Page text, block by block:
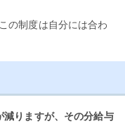
の制度は自分には合わ
減りますが、その分給与